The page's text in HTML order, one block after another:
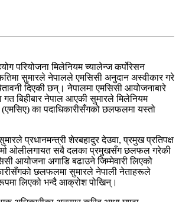
परियोजना मिलेनियम च्यालेन्ज कर्पोरेसन
सुमारले नेपालले एमसिसी अनुदान अस्वीकार गरे
दिएकी छन्। नेपालमा एमसिसी आयोजनाबारे
गत बिहीबार नेपाल आएकी सुमारले मिलेनियम
का पदाधिकारीसँगको छलफलमा यस्तो
प्रधानमन्त्री शेरबहादुर देउवा, प्रमुख प्रतिपक्ष
ओलीलगायत सबै दलका प्रमुखसँग छलफल गरेकी
आयोजना अगाडि बढाउने जिम्मेवारी लिएको
छलफलमा सुमारले नेपाली नेताहरूले
लिएको भन्दै आक्रोश पोखिन्।